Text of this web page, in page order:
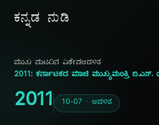
ಕನ್ನಡ ನುಡಿ
ಮುಖ ಪುಟದಿನ ವಿಶೇಷಆಡಳಿತ
2011: ಕರ್ನಾಟಕದ ಮಾಜಿ ಮುಖ್ಯಮಂತ್ರಿ
2011 10-07 · ಆಡಳಿತ